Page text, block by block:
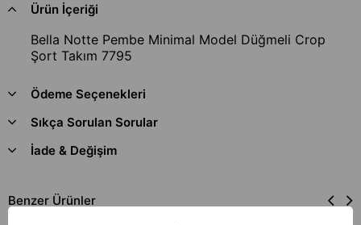
Ürün İçeriği
Bella Notte Pembe Minimal Model Düğmeli Crop
Şort Takım 7795
Ödeme Seçenekleri
Sıkça Sorulan Sorular
İade & Değişim
Benzer Ürünler